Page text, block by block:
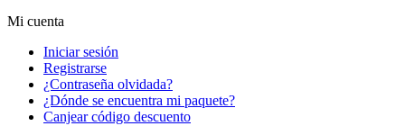
Mi cuenta
Iniciar sesión
Registrarse
¿Contraseña olvidada?
¿Dónde se encuentra mi paquete?
Canjear código descuento